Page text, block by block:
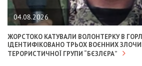
04.08.2026
ЖОРСТОКО КАТУВАЛИ ВОЛОНТЕРКУ В
ІДЕНТИФІКОВАНО ТРЬОХ ВОЄННИХ
ТЕРОРИСТИЧНОЇ ГРУПИ “БЄЗЛЄРА”